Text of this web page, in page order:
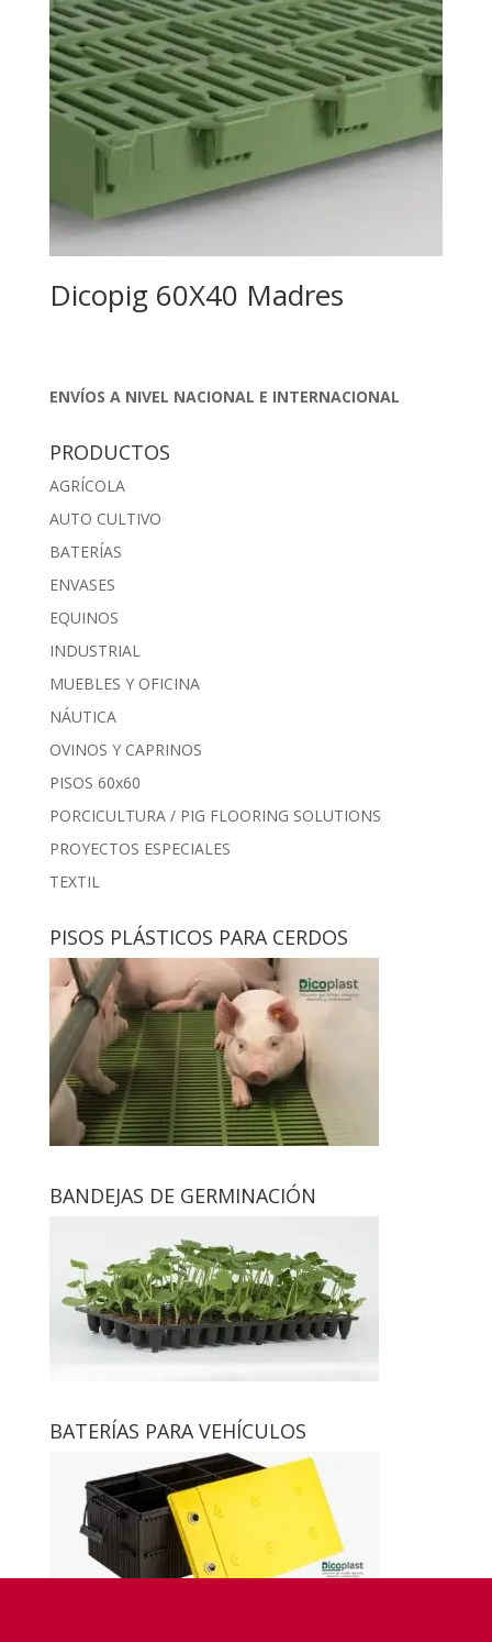
Dicopig 60X40 Madres
ENVÍOS A NIVEL NACIONAL E INTERNACIONAL
PRODUCTOS
AGRÍCOLA
AUTO CULTIVO
BATERÍAS
ENVASES
EQUINOS
INDUSTRIAL
MUEBLES Y OFICINA
NÁUTICA
OVINOS Y CAPRINOS
PISOS 60x60
PORCICULTURA / PIG FLOORING SOLUTIONS
PROYECTOS ESPECIALES
TEXTIL
PISOS PLÁSTICOS PARA CERDOS
BANDEJAS DE GERMINACIÓN
BATERÍAS PARA VEHÍCULOS